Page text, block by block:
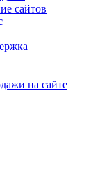
сайтов
на сайте